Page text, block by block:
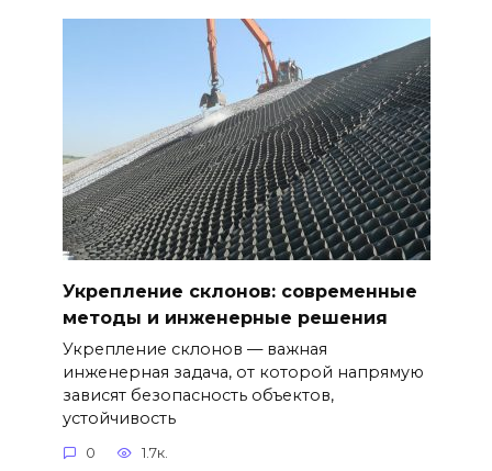
Укрепление склонов: современные
методы и инженерные решения
Укрепление склонов — важная
инженерная задача, от которой напрямую
зависят безопасность объектов,
устойчивость
0 1.7к.